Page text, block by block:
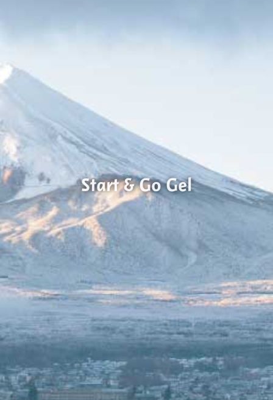
Start & Go Gel